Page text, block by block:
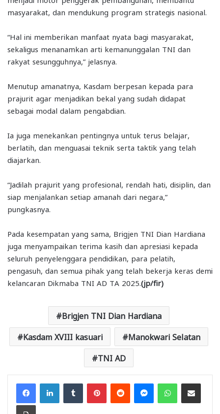
masyarakat, dan mendukung program strategis nasional.
“Hal ini memberikan manfaat nyata bagi masyarakat,
sekaligus menanamkan arti kemanunggalan TNI dan
rakyat sesungguhnya,” jelasnya.
Menutup amanatnya, Kasdam berpesan kepada para
prajurit agar menjadikan bekal yang sudah didapat
sebagai modal dalam pengabdian.
Ia juga menekankan pentingnya untuk terus belajar,
berlatih, dan menguasai teknik serta taktik yang telah
diajarkan.
“Jadilah prajurit yang profesional, rendah hati, disiplin, dan
siap menjalankan setiap amanah dari negara,”
pungkasnya.
Pada kesempatan yang sama, Brigjen TNI Dian Hardiana
juga menyampaikan terima kasih dan apresiasi kepada
seluruh penyelenggara pendidikan, para pelatih,
pengasuh, dan semua pihak yang telah bekerja keras demi
kelancaran Dikmaba TNI AD TA 2025. (jp/fir)
Brigjen TNI Dian Hardiana
Kasdam XVIII kasuari Manokwari Selatan
TNI AD
FacebookLinkedInTumblr PinterestReddit MessengerWhatsAppShare via Email
Print